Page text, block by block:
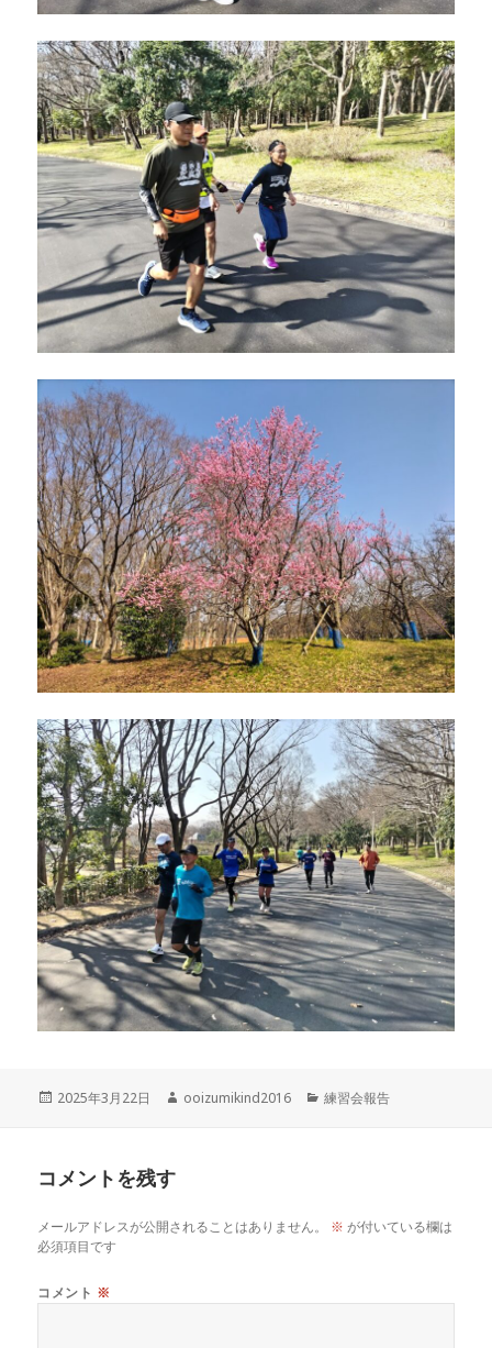
投
2025年3月22日
作
ooizumikind2016
カ
練習会報告
コメントを残す
メールアドレスが公開されることはありません。 ※ が付いている欄は
必須項目です
コメント ※